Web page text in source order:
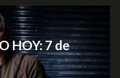
HOY: 7 de